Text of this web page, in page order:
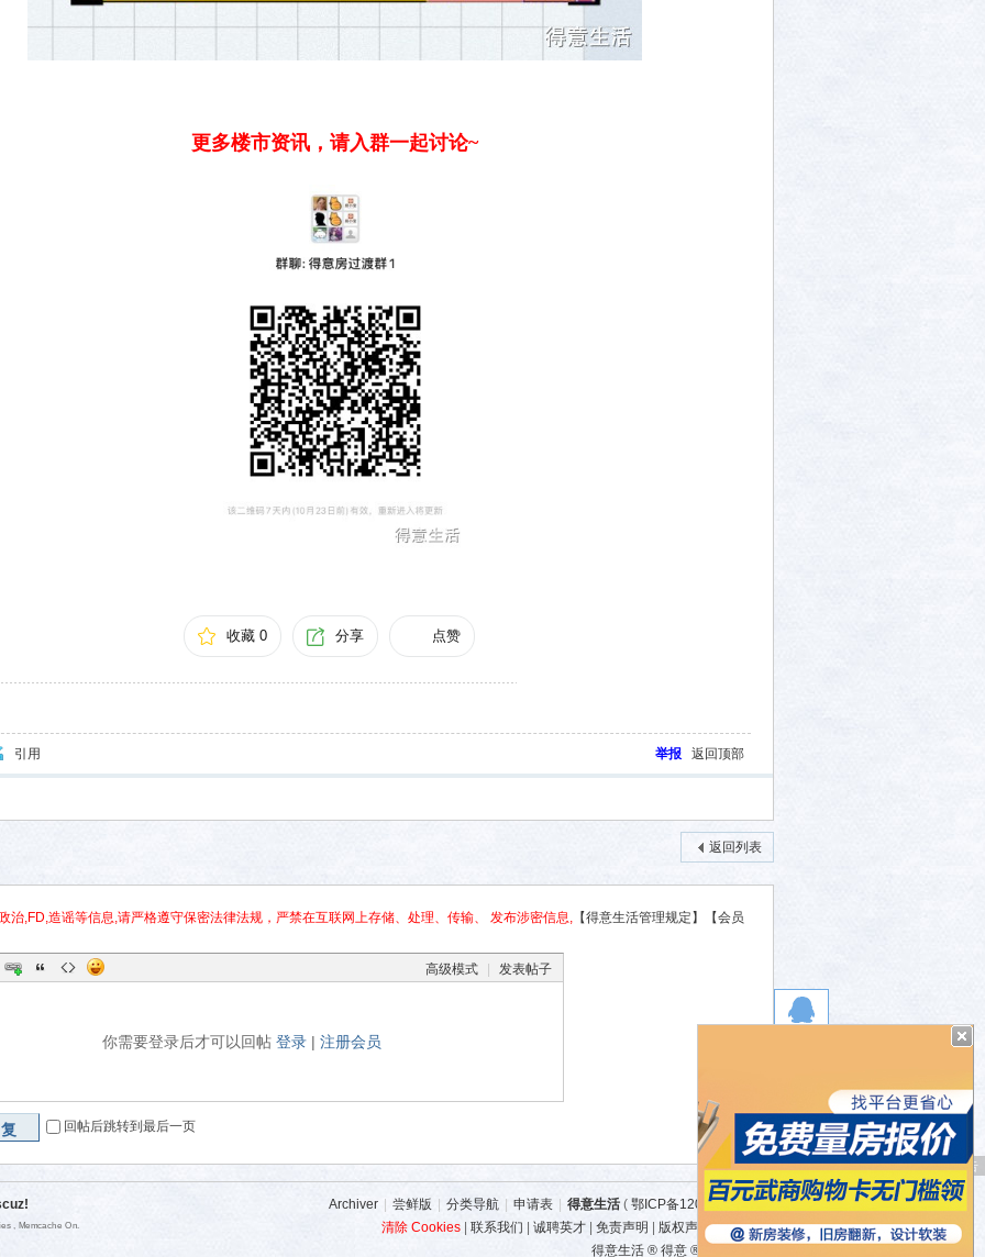
更多楼市资讯，请入群一起讨论~
收藏 0 分享 点赞
引用 举报 返回顶部
返回列表
治,FD,造谣等信息,请严格遵守保密法律法规，严禁在互联网上存储、处理、传输、 发布涉密信息, 【得意生活管理规定】 【会员
高级模式 发表帖子
你需要登录后才可以回帖 登录| 注册会员
回帖后跳转到最后一页
广 告
Archiver 尝鲜版 分类导航 申请表 得意生活 ( 鄂ICP备12007525号-3)
清除 Cookies
联系我们 诚聘英才 免责声明 版权声明|广告规范
得意生活 ® 得意 ® 得意DEYI ®
, Memcache On.